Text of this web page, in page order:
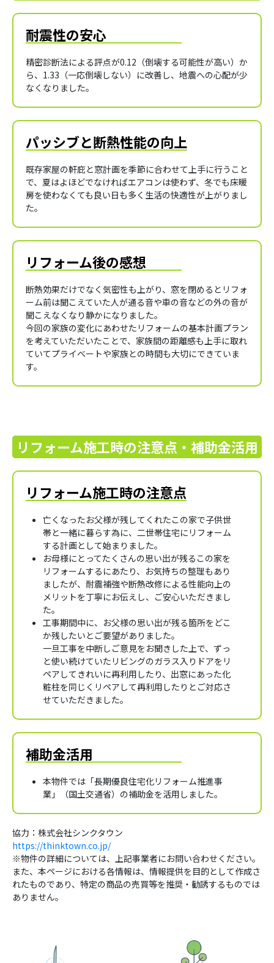
耐震性の安心
精密診断法による評点が0.12（倒壊する可能性が高い）か
ら、1.33（一応倒壊しない）に改善し、地震への心配が少
なくなりました。
パッシブと断熱性能の向上
既存家屋の軒庇と窓計画を季節に合わせて上手に行うこと
で、夏はよほどでなければエアコンは使わず、冬でも床暖
房を使わなくても良い日も多く生活の快適性が上がりまし
た。
リフォーム後の感想
断熱効果だけでなく気密性も上がり、窓を閉めるとリフォ
ーム前は聞こえていた人が通る音や車の音などの外の音が
聞こえなくなり静かになりました。
今回の家族の変化にあわせたリフォームの基本計画プラン
を考えていただいたことで、家族間の距離感も上手に取れ
ていてプライベートや家族との時間も大切にできていま
す。
リフォーム施工時の注意点・補助金活用
リフォーム施工時の注意点
亡くなったお父様が残してくれたこの家で子供世
帯と一緒に暮らす為に、二世帯住宅にリフォーム
する計画として始まりました。
お母様にとってたくさんの思い出が残るこの家を
リフォームするにあたり、お気持ちの整理もあり
ましたが、耐震補強や断熱改修による性能向上の
メリットを丁寧にお伝えし、ご安心いただきまし
た。
工事期間中に、お父様の思い出が残る箇所をどこ
か残したいとご要望がありました。
一旦工事を中断しご意見をお聞きした上で、ずっ
と使い続けていたリビングのガラス入りドアをリ
ペアしてきれいに再利用したり、出窓にあった化
粧柱を同じくリペアして再利用したりとご対応さ
せていただきました。
補助金活用
本物件では「長期優良住宅化リフォーム推進事
業」（国土交通省）の補助金を活用しました。
協力：株式会社シンクタウン
https://thinktown.co.jp/
※物件の詳細については、上記事業者にお問い合わせください。
また、本ページにおける各情報は、情報提供を目的として作成さ
れたものであり、特定の商品の売買等を推奨・勧誘するものでは
ありません。